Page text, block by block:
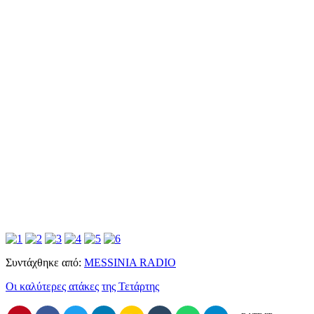
Συντάχθηκε από: MESSINIA RADIO
Οι καλύτερες ατάκες της Τετάρτης